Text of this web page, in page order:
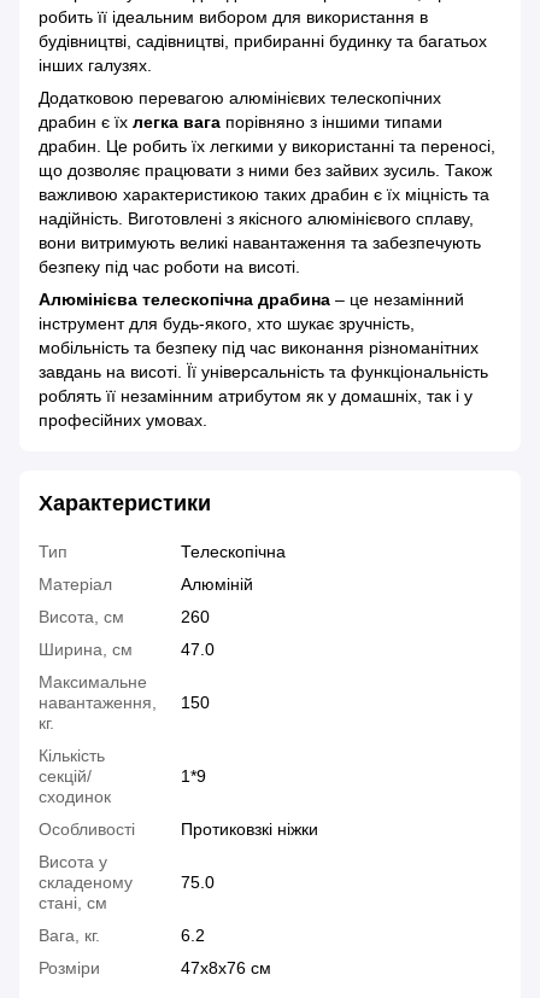
робить її ідеальним вибором для використання в
будівництві, садівництві, прибиранні будинку та багатьох
інших галузях.
Додатковою перевагою алюмінієвих телескопічних
драбин є їх легка вага порівняно з іншими типами
драбин. Це робить їх легкими у використанні та переносі,
що дозволяє працювати з ними без зайвих зусиль. Також
важливою характеристикою таких драбин є їх міцність та
надійність. Виготовлені з якісного алюмінієвого сплаву,
вони витримують великі навантаження та забезпечують
безпеку під час роботи на висоті.
Алюмінієва телескопічна драбина – це незамінний
інструмент для будь-якого, хто шукає зручність,
мобільність та безпеку під час виконання різноманітних
завдань на висоті. Її універсальність та функціональність
роблять її незамінним атрибутом як у домашніх, так і у
професійних умовах.
Характеристики
Тип
Телескопічна
Матеріал
Алюміній
Висота, см
260
Ширина, см
47.0
Максимальне
навантаження,
кг.
150
Кількість
секцій/
сходинок
1*9
Особливості
Протиковзкі ніжки
Висота у
складеному
стані, см
75.0
Вага, кг.
6.2
Розміри
47x8x76 см